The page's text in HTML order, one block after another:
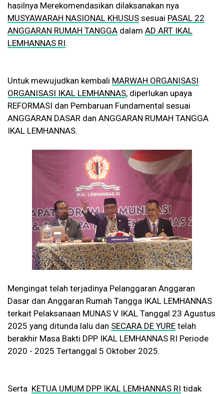
hasilnya Merekomendasikan dilaksanakan nya
MUSYAWARAH NASIONAL KHUSUS sesuai PASAL 22
ANGGARAN RUMAH TANGGA dalam AD ART IKAL
LEMHANNAS RI.
Untuk mewujudkan kembali MARWAH ORGANISASI
ORGANISASI IKAL LEMHANNAS, diperlukan upaya
REFORMASI dan Pembaruan Fundamental sesuai
ANGGARAN DASAR dan ANGGARAN RUMAH TANGGA
IKAL LEMHANNAS.
Mengingat telah terjadinya Pelanggaran Anggaran
Dasar dan Anggaran Rumah Tangga IKAL LEMHANNAS
terkait Pelaksanaan MUNAS V IKAL Tanggal 23 Agustus
2025 yang ditunda lalu dan SECARA DE YURE telah
berakhir Masa Bakti DPP IKAL LEMHANNAS RI Periode
2020 - 2025 Tertanggal 5 Oktober 2025.
Serta KETUA UMUM DPP IKAL LEMHANNAS RI tidak